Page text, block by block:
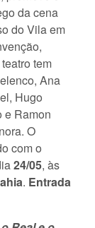
da cena
do Vila em
tem
Ana
Hugo
e Ramon
O
com o
24/05, às
. Entrada